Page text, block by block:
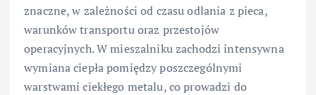
znaczne, w zależności od czasu odlania z pieca,
warunków transportu oraz przestojów
operacyjnych. W mieszalniku zachodzi intensywna
wymiana ciepła pomiędzy poszczególnymi
warstwami ciekłego metalu, co prowadzi do